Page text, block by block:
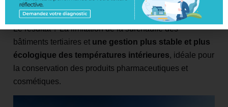
recourir à la climatisation.
Le résultat ? La limitation de la surchauffe des
bâtiments tertiaires et une gestion plus stable et plus
écologique des températures intérieures, idéale pour
la conservation des produits pharmaceutiques et
cosmétiques.